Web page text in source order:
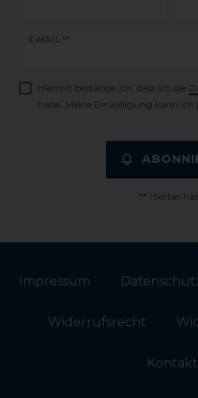
E-MAIL **
Newsletter
Hiermit bestätige ich, dass ich die
habe. Meine Einwilligung kann ich
** Hierbei
Impressum
Widerrufs­recht
Kontakt